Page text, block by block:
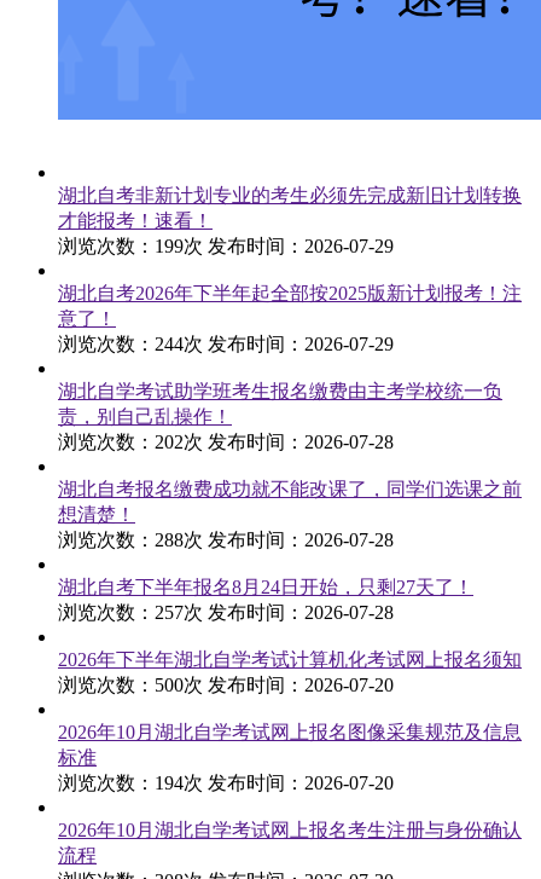
湖北自考非新计划专业的考生必须先完成新旧计划转换
才能报考！速看！
浏览次数：199次 发布时间：2026-07-29
湖北自考2026年下半年起全部按2025版新计划报考！注
意了！
浏览次数：244次 发布时间：2026-07-29
湖北自学考试助学班考生报名缴费由主考学校统一负
责，别自己乱操作！
浏览次数：202次 发布时间：2026-07-28
湖北自考报名缴费成功就不能改课了，同学们选课之前
想清楚！
浏览次数：288次 发布时间：2026-07-28
湖北自考下半年报名8月24日开始，只剩27天了！
浏览次数：257次 发布时间：2026-07-28
2026年下半年湖北自学考试计算机化考试网上报名须知
浏览次数：500次 发布时间：2026-07-20
2026年10月湖北自学考试网上报名图像采集规范及信息
标准
浏览次数：194次 发布时间：2026-07-20
2026年10月湖北自学考试网上报名考生注册与身份确认
流程